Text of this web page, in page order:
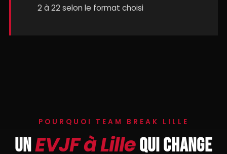
2 à 22 selon le format choisi
POURQUOI TEAM BREAK LILLE
UNEVJF à LilleQUI CHANGE